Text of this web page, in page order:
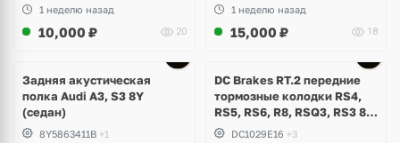
1 неделю назад
10,000 ₽ 20
1 неделю назад
15,000 ₽ 18
Задняя акустическая
полка Audi A3, S3 8Y
(седан)
8Y5863411B +1
DC Brakes RT.2 передние
тормозные колодки RS4,
RS5, RS6, R8, RSQ3, RS3 8V
(комплект 8 шт)
DC1029E16 +3